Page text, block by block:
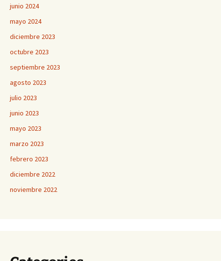
junio 2024
mayo 2024
diciembre 2023
octubre 2023
septiembre 2023
agosto 2023
julio 2023
junio 2023
mayo 2023
marzo 2023
febrero 2023
diciembre 2022
noviembre 2022